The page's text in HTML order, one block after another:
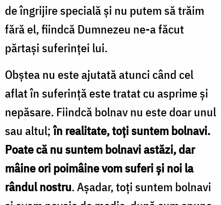
de îngrijire specială și nu putem să trăim
fără el, fiindcă Dumnezeu ne-a făcut
părtași suferinței lui.
Obștea nu este ajutată atunci când cel
aflat în suferință este tratat cu asprime și
nepăsare. Fiindcă bolnav nu este doar unul
sau altul;în realitate, toți suntem bolnavi.
Poate că nu suntem bolnavi astăzi, dar
mâine ori poimâine vom suferi și noi la
rândul nostru. Așadar, toți suntem bolnavi